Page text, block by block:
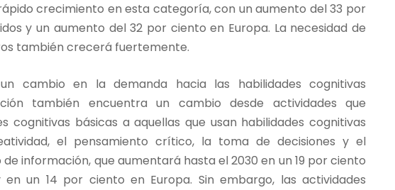
crecimiento en esta categoría, con un aumento del 33 por
y un aumento del 32 por ciento en Europa. La necesidad de
también crecerá fuertemente.
cambio en la demanda hacia las habilidades cognitivas
también encuentra un cambio desde actividades que
cognitivas básicas a aquellas que usan habilidades cognitivas
el pensamiento crítico, la toma de decisiones y el
información, que aumentará hasta el 2030 en un 19 por ciento
en un 14 por ciento en Europa. Sin embargo, las actividades